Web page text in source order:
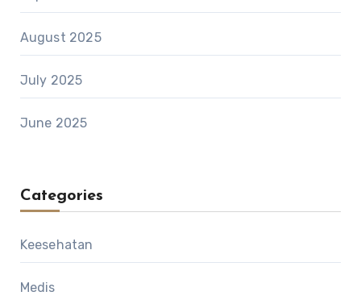
August 2025
July 2025
June 2025
Categories
Keesehatan
Medis